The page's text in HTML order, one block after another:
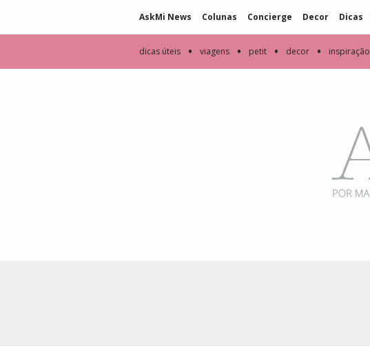
AskMi News Colunas Concierge Decor Dicas
dicas úteis • viagens • petit • decor • inspiração